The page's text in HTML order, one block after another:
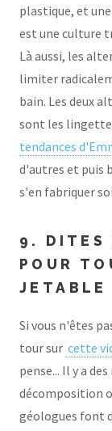
plastique, et
est une culture
Là aussi, les
limiter
bain. Les deux
sont les
tendances
d'autres et puis
s'en fabriquer
9. DITES
POUR
JETABLE
Si vous n'êtes
tour sur cette
pense... Il y a
décomposition
géologues font